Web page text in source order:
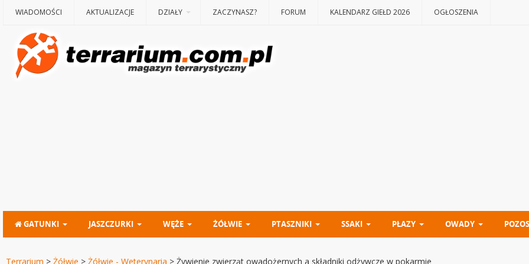
WIADOMOŚCI AKTUALIZACJE DZIAŁY ZACZYNASZ? FORUM KALENDARZ GIEŁD 2026 OGŁOSZENIA
GATUNKI JASZCZURKI WĘŻE ŻÓŁWIE PTASZNIKI SSAKI PŁAZY OWADY
Terrarium > Żółwie > Żółwie - Weterynaria > Żywienie zwierząt owadożernych a składniki odżywcze w pokarmie